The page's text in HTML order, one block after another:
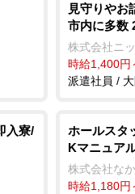
見守りやお
市内に多数
株式会社ニ
時給1,400円
派遣社員 /
入寮/
ホールスタ
Kマニュア
株式会社な
時給1,180円